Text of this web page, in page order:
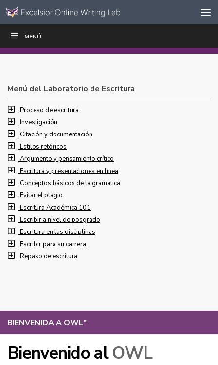
Ir al contenido
navegación
MENÚ
BIENVENIDA A OWL"
Bienvenido alOWL
ESCRIBIR
Menú del Laboratorio de Escritura
Proceso de escritura
Investigación
Citación y documentación
Estilos retóricos
Argumento y pensamiento crítico
Escritura y presentaciones en línea
Conceptos básicos de la gramática
Evitar el plagio
Escritura Académica 101
Escribir a nivel de posgrado
Escritura en las disciplinas
Escribir para su carrera
Repaso de escritura